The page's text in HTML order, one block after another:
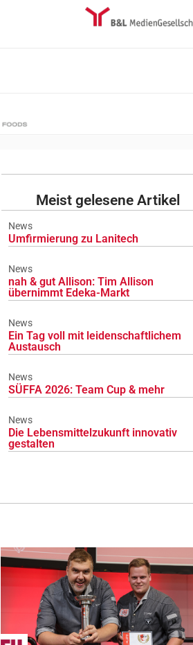
Meist gelesene Artikel
News
Umfirmierung zu Lanitech
News
nah & gut Allison: Tim Allison
übernimmt Edeka-Markt
News
Ein Tag voll mit leidenschaftlichem
Austausch
News
SÜFFA 2026: Team Cup & mehr
News
Die Lebensmittelzukunft innovativ
gestalten